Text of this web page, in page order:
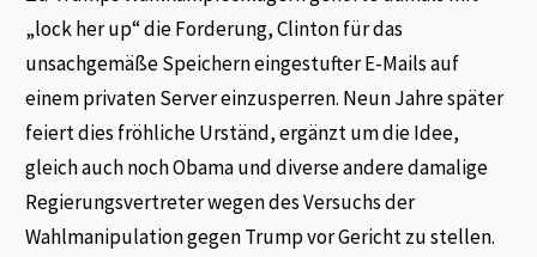
„lock her up“ die Forderung, Clinton für das
unsachgemäße Speichern eingestufter E-Mails auf
einem privaten Server einzusperren. Neun Jahre später
feiert dies fröhliche Urständ, ergänzt um die Idee,
gleich auch noch Obama und diverse andere damalige
Regierungsvertreter wegen des Versuchs der
Wahlmanipulation gegen Trump vor Gericht zu stellen.